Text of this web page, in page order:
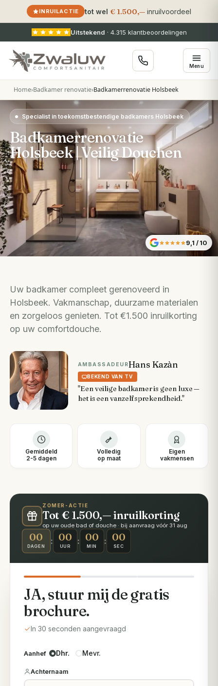
INRUILACTIE tot wel € 1.500,— inruilvoordeel
Uitstekend · 4.315 klantbeoordelingen
Menu
Home›Badkamer renovatie›Badkamerrenovatie Holsbeek
Specialist in toekomstbestendige badkamers Holsbeek
Badkamerrenovatie
Holsbeek | Veilig Douchen
9,1 / 10
Uw badkamer compleet gerenoveerd in
Holsbeek. Vakmanschap, duurzame materialen
en zorgeloos genieten. Tot €1.500 inruilkorting
op uw comfortdouche.
AMBASSADEURHans Kazàn
BEKEND VAN TV
"Een veilige badkamer is geen luxe —
het is een vanzelfsprekendheid."
Gemiddeld
2-5 dagen
Volledig
op maat
Eigen
vakmensen
ZOMER-ACTIE
Tot € 1.500,— inruilkorting
op uw oude bad of douche · bij aanvraag vóór 31 aug
00
DAGEN
: 00
UUR
: 00
MIN
: 00
SEC
JA, stuur mij de gratis
brochure.
In 30 seconden aangevraagd
Aanhef Dhr. Mevr.
Achternaam